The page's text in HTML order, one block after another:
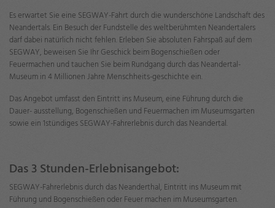
Es erwartet Sie eine SEGWAY-Fahrt durch die wunderschöne Landschaft des
Neandertals. Ein Besuch der Fundstelle des weltberühmten Neandertalers
darf dabei natürlich nicht fehlen. Erleben Sie absoluten Fahrspaß auf dem
SEGWAY, beweisen Sie Ihr Geschick beim Bogenschießen oder
Feuermachen und tauchen Sie beim Rundgang durch das Neandertal-
Museum in 4 Millionen Jahre Menschheits-geschichte ein.
Das Angebot umfasst den Eintritt ins Museum, eine Führung durch die
Dauer- ausstellung, Bogenschießen und Feuermachen im Museumsgarten
sowie ein 1stündiges SEGWAY-Fahrerlebnis durch das Neandertal.
Das 3 Stunden-Erlebnisangebot:
SEGWAY-Fahrerlebnis durch das Neanderthal, Eintritt ins Museum mit
Führung und Bogenschießen oder Feuer machen im Museumsgarten.